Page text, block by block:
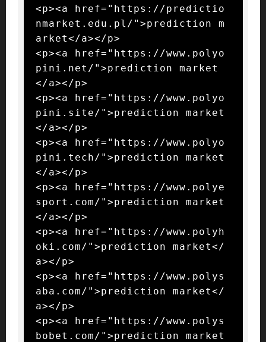
<p><a href="https://predictio
nmarket.edu.pl/">prediction m
arket</a></p>
<p><a href="https://www.polyo
pini.net/">prediction market
</a></p>
<p><a href="https://www.polyo
pini.site/">prediction market
</a></p>
<p><a href="https://www.polyo
pini.tech/">prediction market
</a></p>
<p><a href="https://www.polye
sport.com/">prediction market
</a></p>
<p><a href="https://www.polyh
oki.com/">prediction market</
a></p>
<p><a href="https://www.polys
aba.com/">prediction market</
a></p>
<p><a href="https://www.polys
bobet.com/">prediction market